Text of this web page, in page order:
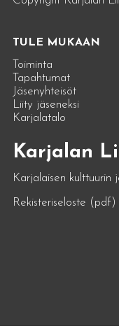
TULE MUKAAN
Toiminta
Tapahtumat
Jäsenyhteisöt
Liity jäseneksi
Karjalatalo
Karjalan
Karjalaisen kulttuurin
Rekisteriseloste (pdf)